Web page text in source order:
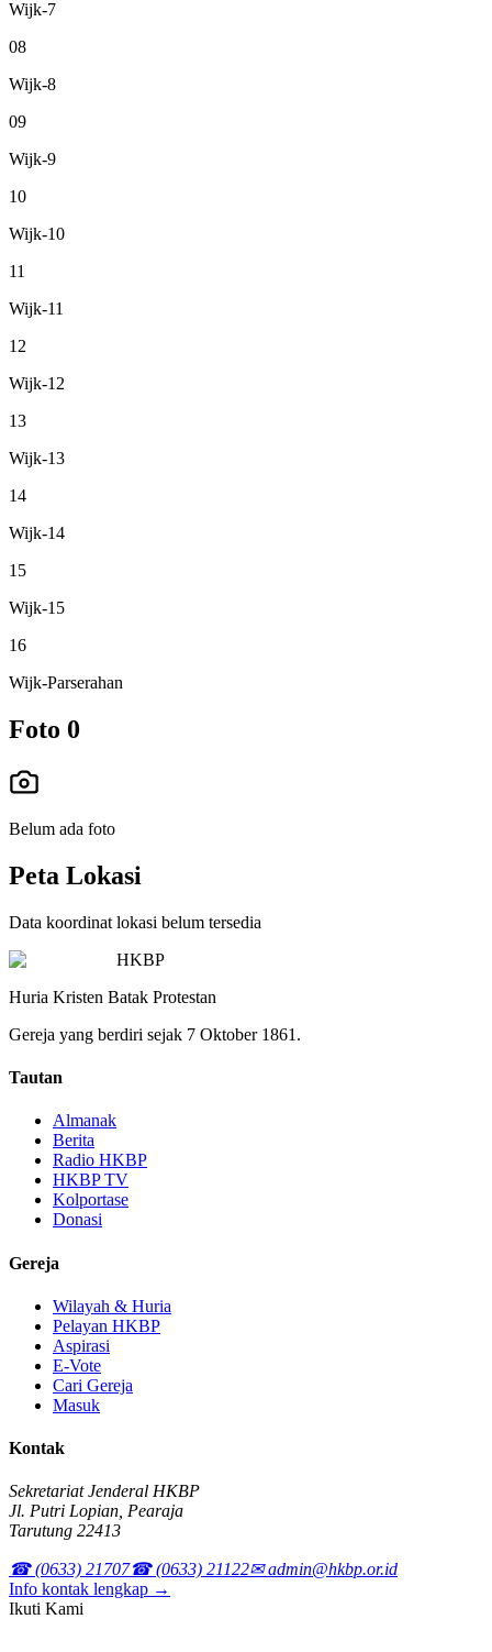
Wijk-7
08
Wijk-8
09
Wijk-9
10
Wijk-10
11
Wijk-11
12
Wijk-12
13
Wijk-13
14
Wijk-14
15
Wijk-15
16
Wijk-Parserahan
Foto 0
Belum ada foto
Peta Lokasi
Data koordinat lokasi belum tersedia
HKBP
Huria Kristen Batak Protestan
Gereja yang berdiri sejak 7 Oktober 1861.
Tautan
Almanak
Berita
Radio HKBP
HKBP TV
Kolportase
Donasi
Gereja
Wilayah & Huria
Pelayan HKBP
Aspirasi
E-Vote
Cari Gereja
Masuk
Kontak
Sekretariat Jenderal HKBP
Jl. Putri Lopian, Pearaja
Tarutung 22413
☎ (0633) 21707☎ (0633) 21122✉ admin@hkbp.or.id
Info kontak lengkap →
Ikuti Kami